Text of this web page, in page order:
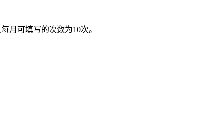
月可填写的次数为10次。